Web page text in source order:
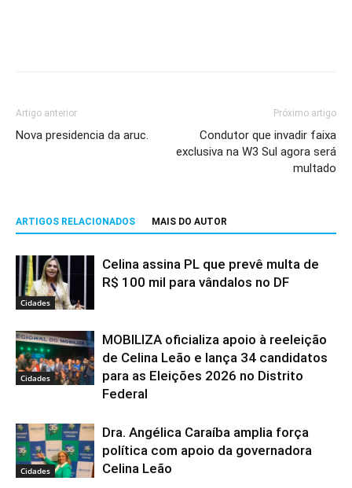
Artigo anterior
Nova presidencia da aruc.
Próximo artigo
Condutor que invadir faixa
exclusiva na W3 Sul agora será
multado
ARTIGOS RELACIONADOS MAIS DO AUTOR
Cidades
Celina assina PL que prevê multa de
R$ 100 mil para vândalos no DF
Cidades
MOBILIZA oficializa apoio à reeleição
de Celina Leão e lança 34 candidatos
para as Eleições 2026 no Distrito
Federal
Cidades
Dra. Angélica Caraíba amplia força
política com apoio da governadora
Celina Leão